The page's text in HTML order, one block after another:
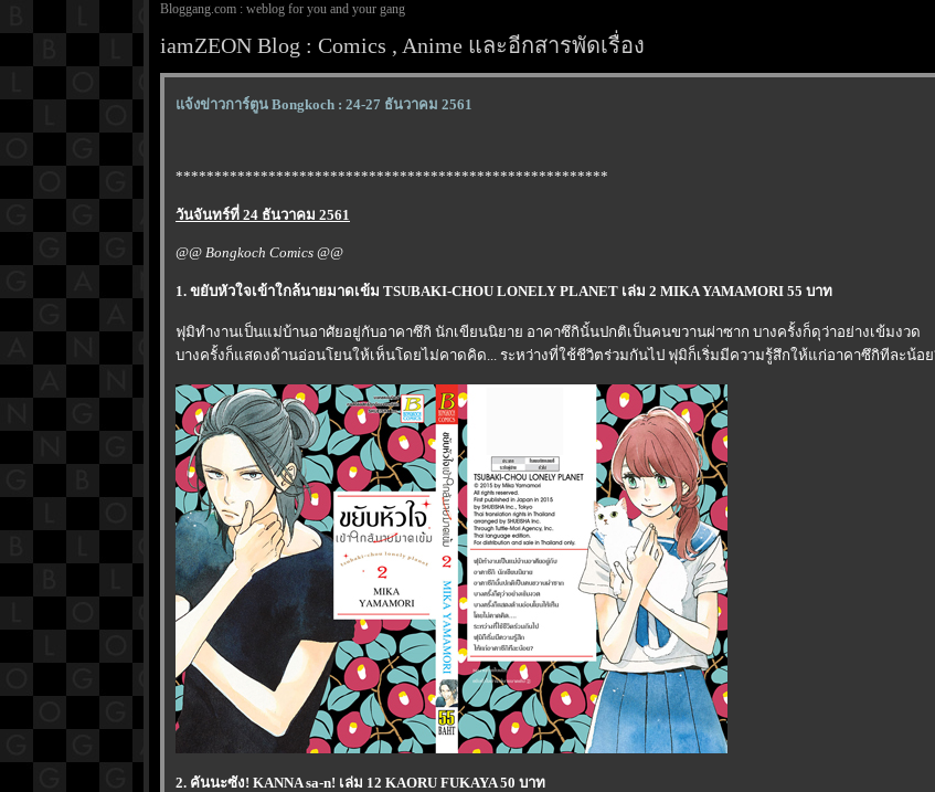
Bloggang.com : weblog for you and your gang
iamZEON Blog : Comics , Anime และอีกสารพัดเรื่อง
จ้งข่าวการ์ตูน Bongkoch : 24-27 ธันวาคม 2561
********************************************************
วันจันทร์ที่ 24 ธันวาคม 2561
@@ Bongkoch Comics @@
1. ขยับหัวใจเข้าใกล้นายมาดเข้ม TSUBAKI-CHOU LONELY PLANET เล่ม 2 MIKA YAMAMORI 55 บาท
ฟุมิทำงานเป็นแม่บ้านอาศัยอยู่กับอาคาซึกิ นักเขียนนิยาย อาคาซึกินั้นปกติเป็นคนขวานผ่าซาก บางครั้งก็ดุว่าอย่างเข้มงวด
บางครั้งก็แสดงด้านอ่อนโยนให้เห็นโดยไม่คาดคิด... ระหว่างที่ใช้ชีวิตร่วมกันไป ฟุมิก็เริ่มมีความรู้สึกให้แก่อาคาซึกิทีละน้อย
2. คันนะซัง! KANNA sa-n! เล่ม 12 KAORU FUKAYA 50 บาท